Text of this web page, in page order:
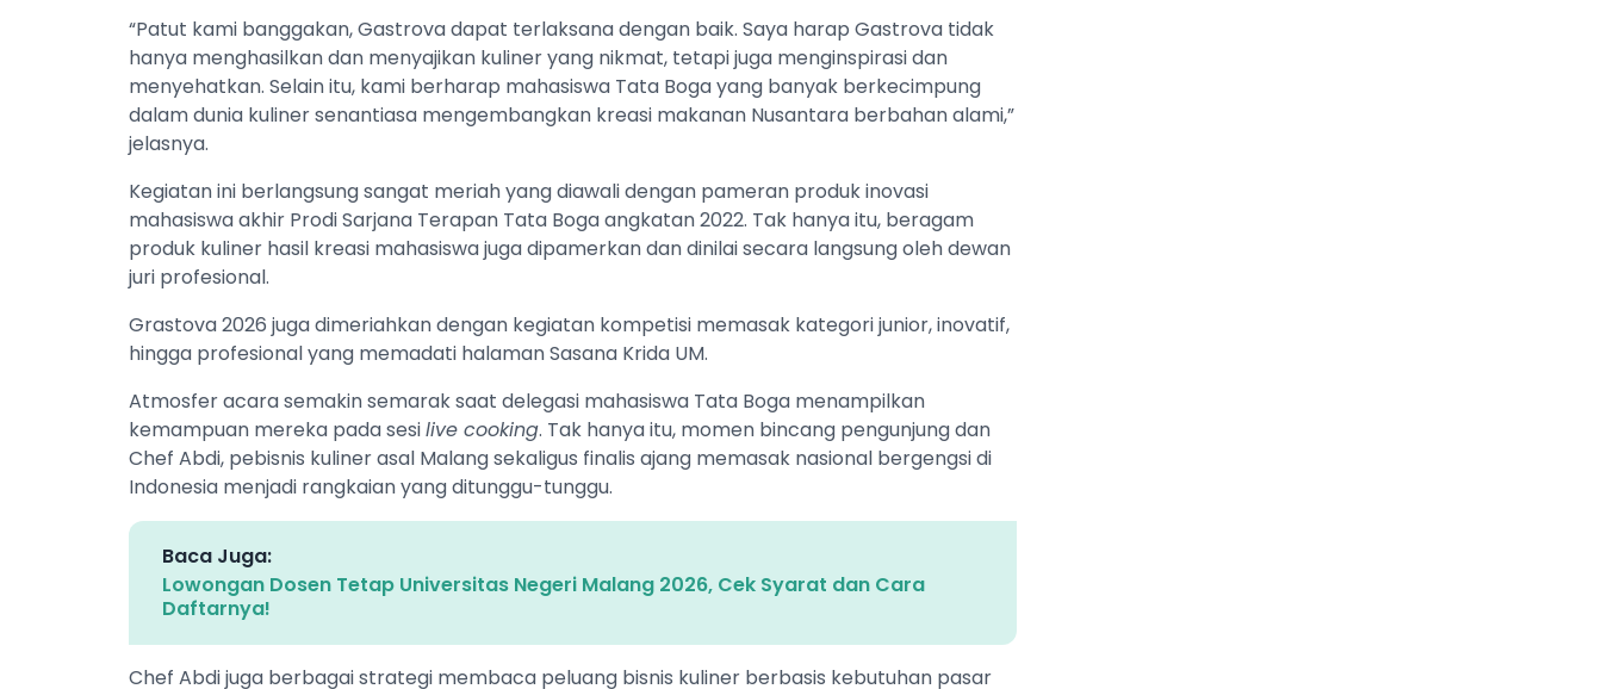
“Patut kami banggakan, Gastrova dapat terlaksana dengan baik. Saya harap Gastrova tidak
hanya menghasilkan dan menyajikan kuliner yang nikmat, tetapi juga menginspirasi dan
menyehatkan. Selain itu, kami berharap mahasiswa Tata Boga yang banyak berkecimpung
dalam dunia kuliner senantiasa mengembangkan kreasi makanan Nusantara berbahan alami,”
jelasnya.
Kegiatan ini berlangsung sangat meriah yang diawali dengan pameran produk inovasi
mahasiswa akhir Prodi Sarjana Terapan Tata Boga angkatan 2022. Tak hanya itu, beragam
produk kuliner hasil kreasi mahasiswa juga dipamerkan dan dinilai secara langsung oleh dewan
juri profesional.
Grastova 2026 juga dimeriahkan dengan kegiatan kompetisi memasak kategori junior, inovatif,
hingga profesional yang memadati halaman Sasana Krida UM.
Atmosfer acara semakin semarak saat delegasi mahasiswa Tata Boga menampilkan
kemampuan mereka pada sesilive cooking. Tak hanya itu, momen bincang pengunjung dan
Chef Abdi, pebisnis kuliner asal Malang sekaligus finalis ajang memasak nasional bergengsi di
Indonesia menjadi rangkaian yang ditunggu-tunggu.
Baca Juga:
Lowongan Dosen Tetap Universitas Negeri Malang 2026, Cek Syarat dan Cara
Daftarnya!
Chef Abdi juga berbagai strategi membaca peluang bisnis kuliner berbasis kebutuhan pasar